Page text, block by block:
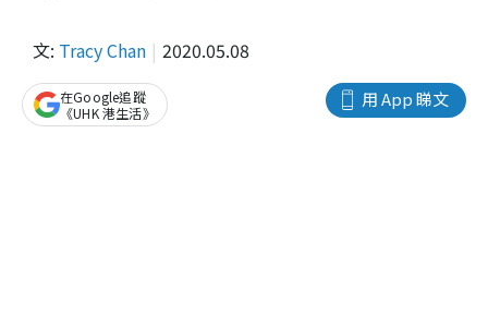
文: Tracy Chan 2020.05.08
用 App 睇文
在Google追蹤
《UHK 港生活》